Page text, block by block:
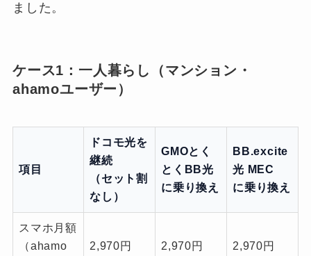
ました。
ケース1：一人暮らし（マンション・
ahamoユーザー）
項目
ドコモ光を
継続
（セット割
なし）
GMOとく
とくBB光
に乗り換え
BB.excite
光 MEC
に乗り換え
スマホ月額
（ahamo
2,970円 2,970円 2,970円